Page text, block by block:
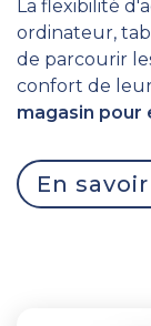
La flexibilité
ordinateur,
de parcourir
confort de
magasin
En